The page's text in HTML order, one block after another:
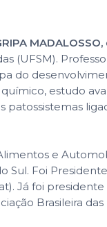
MADALOSSO,
(UFSM).
do
estudo
e
Sul. Foi
Já foi
Brasileira